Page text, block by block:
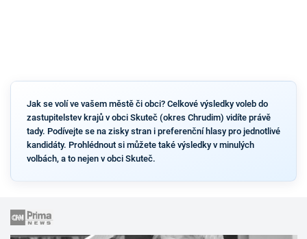
Jak se volí ve vašem městě či obci? Celkové výsledky voleb do
zastupitelstev krajů v obci Skuteč (okres Chrudim) vidíte právě
tady. Podívejte se na zisky stran i preferenční hlasy pro jednotlivé
kandidáty. Prohlédnout si můžete také výsledky v minulých
volbách, a to nejen v obci Skuteč.